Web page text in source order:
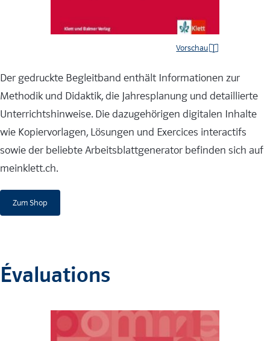
Vorschau
Der gedruckte Begleitband enthält Informationen zur
Methodik und Didaktik, die Jahresplanung und detaillierte
Unterrichtshinweise. Die dazugehörigen digitalen Inhalte
wie Kopiervorlagen, Lösungen und Exercices interactifs
sowie der beliebte Arbeitsblattgenerator befinden sich auf
meinklett.ch.
Zum Shop
Évaluations